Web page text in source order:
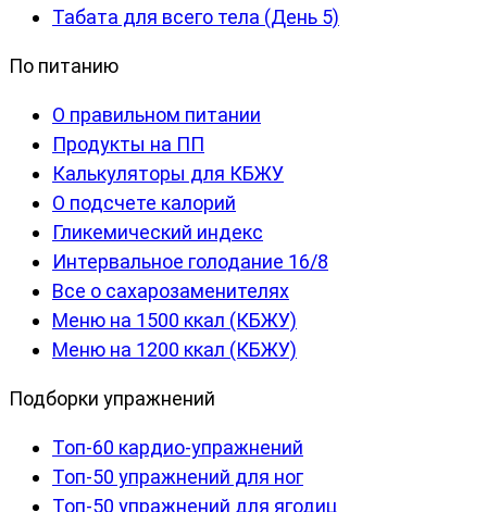
Табата для всего тела (День 5)
По питанию
О правильном питании
Продукты на ПП
Калькуляторы для КБЖУ
О подсчете калорий
Гликемический индекс
Интервальное голодание 16/8
Все о сахарозаменителях
Меню на 1500 ккал (КБЖУ)
Меню на 1200 ккал (КБЖУ)
Подборки упражнений
Топ-60 кардио-упражнений
Топ-50 упражнений для ног
Топ-50 упражнений для ягодиц